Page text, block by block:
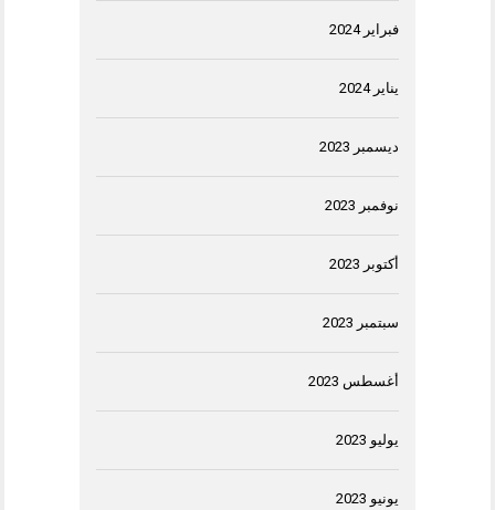
فبراير 2024
يناير 2024
ديسمبر 2023
نوفمبر 2023
أكتوبر 2023
سبتمبر 2023
أغسطس 2023
يوليو 2023
يونيو 2023